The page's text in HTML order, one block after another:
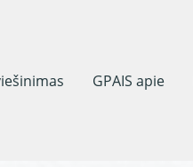
GPAIS apie